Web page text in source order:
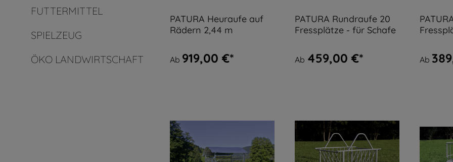
FUTTERMITTEL
SPIELZEUG
ÖKO LANDWIRTSCHAFT
PATURA Heuraufe auf
Rädern 2,44 m
Ab 919,00 €*
PATURA Rundraufe 20
Fressplätze - für Schafe
Ab 459,00 €* Ab